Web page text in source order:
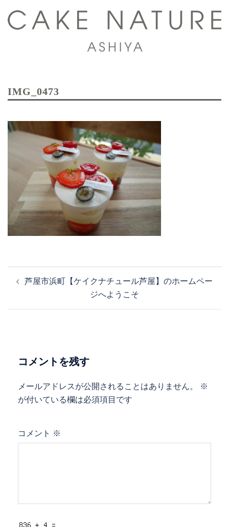
ー
IMG_0473
稿
シ
ン
芦屋市浜町【ケイクナチュール芦屋】のホームペー
ジへようこそ
コメントを残す
メールアドレスが公開されることはありません。
※
が付いている欄は必須項目です
コメント ※